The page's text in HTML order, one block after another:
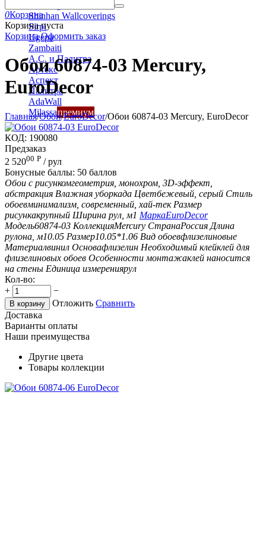
Shinhan Wallcoverings
Sirpi
Ugepa
Zambaiti
А.С. и Палитра
Артекс
Аспект
Палитра
AdaWall
Milassaпремиум
0Корзина
Корзина пуста
Корзина Оформить заказ
Обои 60874-03 Mercury,
EuroDecor
Главная/Обои/EuroDecor/Обои 60874-03 Mercury, EuroDecor
КОД: 190080
Предзаказ
2 52000 Р / рул
Бонусные баллы: 50 баллов
Обои с рисункомгеометрия, монохром, 3D-эффект,
абстракция Влажная уборкада Цветбежевый, серый Стиль
обоевминимализм, современный, хай-тек Размер
рисункакрупный Ширина рул, м1 МаркаEuroDecor
Модель60874-03 КоллекцияMercury СтранаРоссия Длина
рулона, м10.05 Размер10.05*1.06 Вид обоевфлизелиновые
Материалвинил Основафлизелин Необходимый клейклей для
флизелиновых обоев Особенности монтажаклей наносится
на стены Единица измерениярул
Кол-во:
+
−
В корзину Отложить Сравнить
Доставка
Варианты оплаты
Наши преимущества
Другие цвета
Товары коллекции